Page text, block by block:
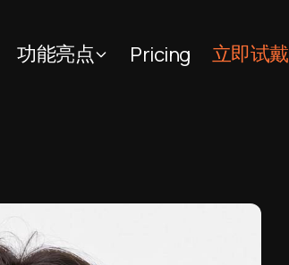
功能亮点 Pricing 立即试戴